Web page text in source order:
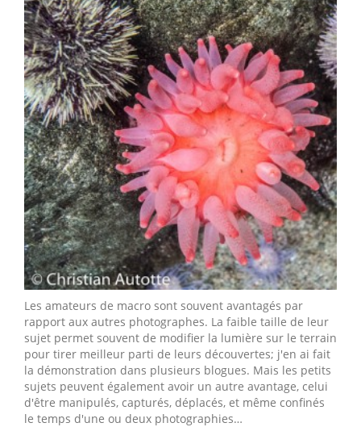
Les amateurs de macro sont souvent avantagés par
rapport aux autres photographes. La faible taille de leur
sujet permet souvent de modifier la lumière sur le terrain
pour tirer meilleur parti de leurs découvertes; j'en ai fait
la démonstration dans plusieurs blogues. Mais les petits
sujets peuvent également avoir un autre avantage, celui
d'être manipulés, capturés, déplacés, et même confinés
le temps d'une ou deux photographies…